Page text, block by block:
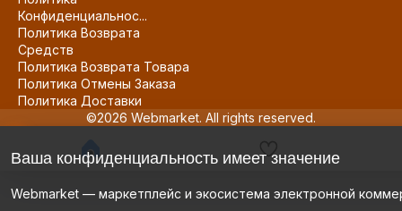
Конфиденциальнос...
Политика Возврата
Средств
Политика Возврата Товара
Политика Отмены Заказа
Политика Доставки
©2026 Webmarket. All rights reserved.
Ваша конфиденциальность имеет значение
Webmarket — маркетплейс и экосистема электронной